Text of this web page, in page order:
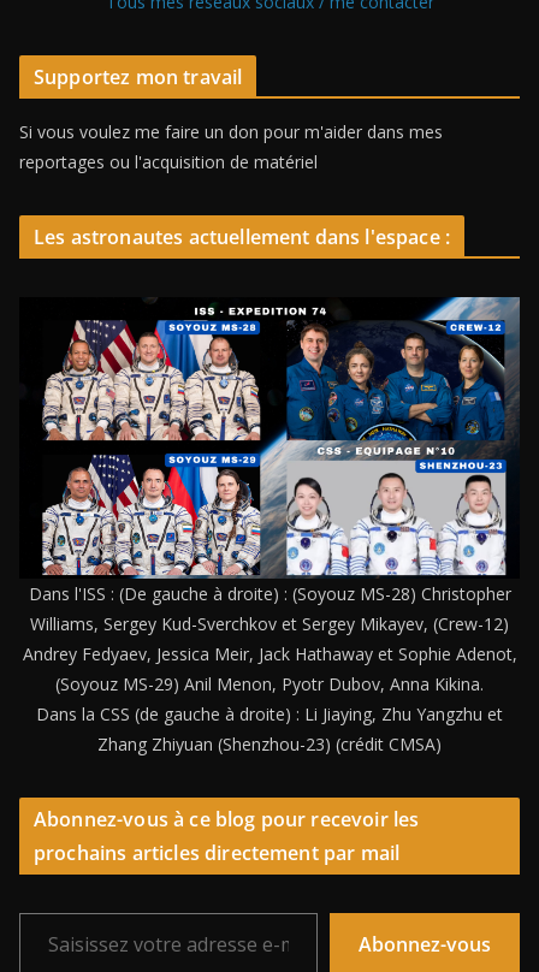
Supportez mon travail
Si vous voulez me faire un don pour m'aider dans mes
reportages ou l'acquisition de matériel
Les astronautes actuellement dans l'espace :
Dans l'ISS : (De gauche à droite) : (Soyouz MS-28) Christopher
Williams, Sergey Kud-Sverchkov et Sergey Mikayev, (Crew-12)
Andrey Fedyaev, Jessica Meir, Jack Hathaway et Sophie Adenot,
(Soyouz MS-29) Anil Menon, Pyotr Dubov, Anna Kikina.
Dans la CSS (de gauche à droite) : Li Jiaying, Zhu Yangzhu et
Zhang Zhiyuan (Shenzhou-23) (crédit CMSA)
Abonnez-vous à ce blog pour recevoir les
prochains articles directement par mail
Saisissez votre adresse e-mail…
Abonnez-vous